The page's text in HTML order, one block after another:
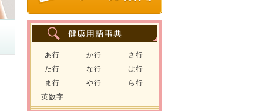
あ行 か行
さ行
た行
な行
は行
ま行
や行
ら行
英数字